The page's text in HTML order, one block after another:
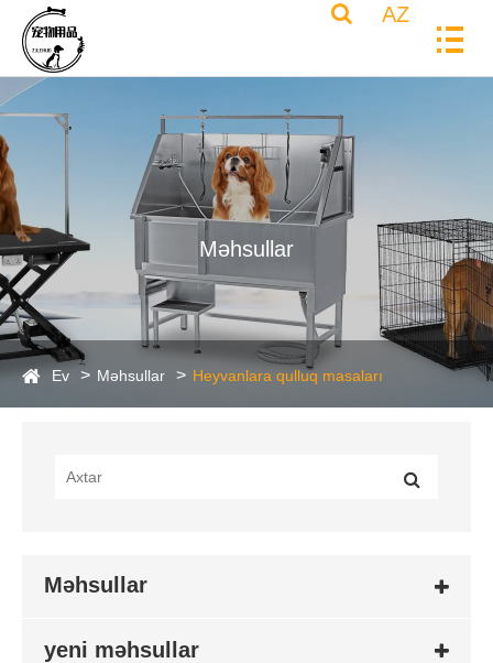
AZ
Məhsullar
Ev Məhsullar Heyvanlara qulluq masaları
Məhsullar
yeni məhsullar